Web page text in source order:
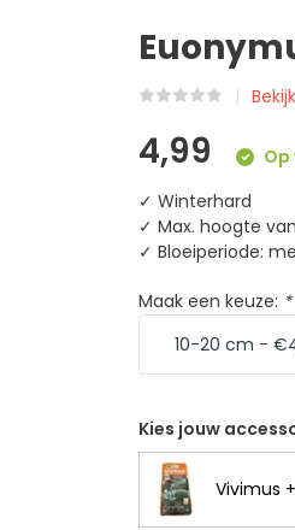
4,99
✓ Winterhard
✓ Max. hoogte
✓ Bloeiperiode:
Maak een keuze: *
Kies jouw
Vivimus